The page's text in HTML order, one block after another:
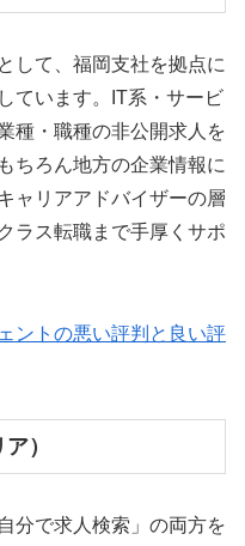
して、福岡支社を拠点に
ています。IT系・サービ
種・職種の非公開求人を
ちろん地方の企業情報に
ャリアアドバイザーの層
ラス転職まで手厚くサポ
ントの悪い評判と良い評
）
分で求人検索」の両方を